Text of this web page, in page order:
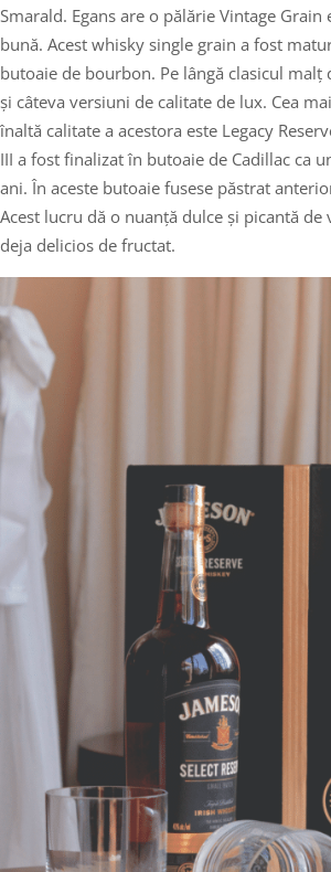
Smarald. Egans are o pălărie Vintage Grain
bună. Acest whisky single grain a fost
butoaie de bourbon. Pe lângă clasicul malț
și câteva versiuni de calitate de lux. Cea
înaltă calitate a acestora este Legacy
III a fost finalizat în butoaie de Cadillac ca
ani. În aceste butoaie fusese păstrat
Acest lucru dă o nuanță dulce și picantă de
deja delicios de fructat.